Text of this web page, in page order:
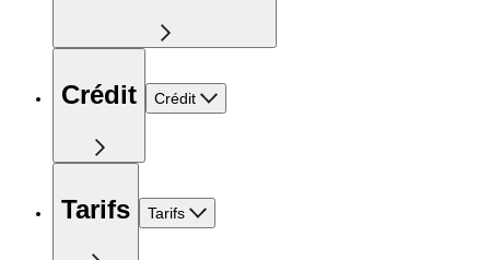
Crédit Crédit
Tarifs Tarifs